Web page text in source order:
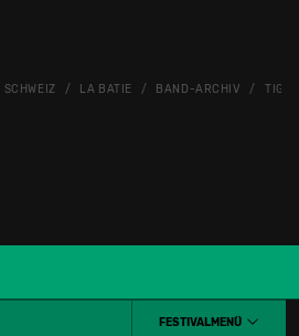
SCHWEIZ LA BATIE BAND-ARCHIV TIGA
FESTIVALMENÜ